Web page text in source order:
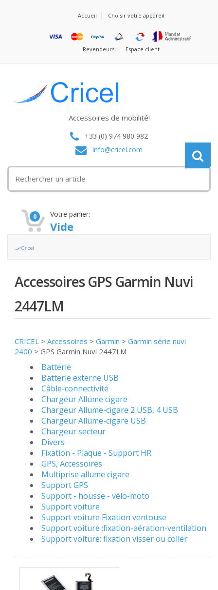
Accueil Choisir votre appareil
Revendeurs Espace client
Accessoires de mobilité!
+33 (0) 974 980 982
info@cricel.com
0 Votre panier:
Vide
Accessoires GPS Garmin Nuvi
2447LM
CRICEL > Accessoires > Garmin > Garmin série nuvi
2400 > GPS Garmin Nuvi 2447LM
Batterie
Batterie externe USB
Câble-connectivité
Chargeur Allume cigare
Chargeur Allume-cigare 2 USB, 4 USB
Chargeur Allume-cigare USB
Chargeur secteur
Divers
Fixation - Plaque - Support HR
GPS, Accessoires
Multiprise allume cigare
Support GPS
Support - housse - vélo-moto
Support voiture
Support voiture Fixation ventouse
Support voiture :fixation-aération-ventilation
Support voiture: fixation visser ou coller